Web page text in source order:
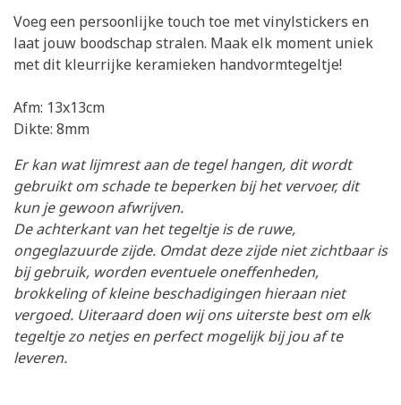
Voeg een persoonlijke touch toe met vinylstickers en
laat jouw boodschap stralen. Maak elk moment uniek
met dit kleurrijke keramieken handvormtegeltje!
Afm: 13x13cm
Dikte: 8mm
Er kan wat lijmrest aan de tegel hangen, dit wordt
gebruikt om schade te beperken bij het vervoer, dit
kun je gewoon afwrijven.
De achterkant van het tegeltje is de ruwe,
ongeglazuurde zijde. Omdat deze zijde niet zichtbaar is
bij gebruik, worden eventuele oneffenheden,
brokkeling of kleine beschadigingen hieraan niet
vergoed. Uiteraard doen wij ons uiterste best om elk
tegeltje zo netjes en perfect mogelijk bij jou af te
leveren.